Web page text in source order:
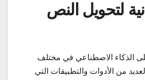
لتحويل النص
على الذكاء الاصطناعي في مختلف
من الأدوات والتطبيقات التي